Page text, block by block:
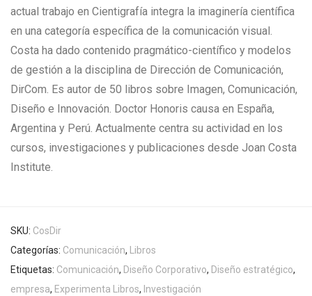
actual trabajo en Cientigrafía integra la imaginería científica
en una categoría específica de la comunicación visual.
Costa ha dado contenido pragmático-científico y modelos
de gestión a la disciplina de Dirección de Comunicación,
DirCom. Es autor de 50 libros sobre Imagen, Comunicación,
Diseño e Innovación. Doctor Honoris causa en España,
Argentina y Perú. Actualmente centra su actividad en los
cursos, investigaciones y publicaciones desde Joan Costa
Institute.
SKU: CosDir
Categorías: Comunicación, Libros
Etiquetas: Comunicación, Diseño Corporativo, Diseño estratégico,
empresa, Experimenta Libros, Investigación